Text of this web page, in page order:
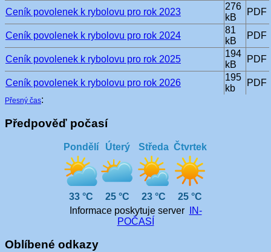
Ceník povolenek k rybolovu pro rok 2023
276
kB
PDF
Ceník povolenek k rybolovu pro rok 2024
81
kB
PDF
Ceník povolenek k rybolovu pro rok 2025
194
kB
PDF
Ceník povolenek k rybolovu pro rok 2026
195
kb
PDF
Přesný čas:
Předpověď počasí
Pondělí
33 °C
Úterý
25 °C
Středa
23 °C
Čtvrtek
25 °C
Informace poskytuje server
IN-
POČASÍ
Oblíbené odkazy